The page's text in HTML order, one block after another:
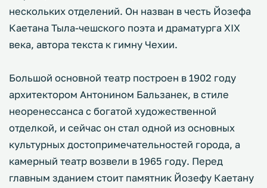
нескольких отделений. Он назван в честь Йозефа
Каетана Тыла-чешского поэта и драматурга XIX
века, автора текста к гимну Чехии.
Большой основной театр построен в 1902 году
архитектором Антонином Бальзанек, в стиле
неоренессанса с богатой художественной
отделкой, и сейчас он стал одной из основных
культурных достопримечательностей города, а
камерный театр возвели в 1965 году. Перед
главным зданием стоит памятник Йозефу Каетану